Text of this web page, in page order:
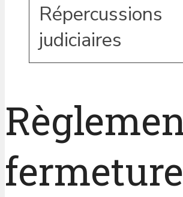
Répercussions
judiciaires